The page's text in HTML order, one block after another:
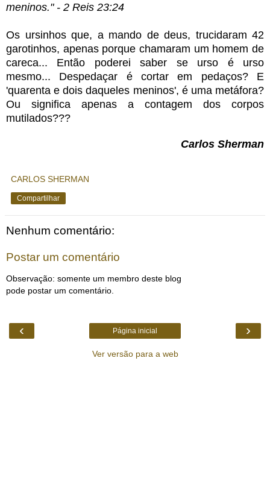
meninos." - 2 Reis 23:24
Os ursinhos que, a mando de deus, trucidaram 42
garotinhos, apenas porque chamaram um homem de
careca... Então poderei saber se urso é urso
mesmo... Despedaçar é cortar em pedaços? E
'quarenta e dois daqueles meninos', é uma metáfora?
Ou significa apenas a contagem dos corpos
mutilados???
Carlos Sherman
CARLOS SHERMAN
Compartilhar
Nenhum comentário:
Postar um comentário
Observação: somente um membro deste blog
pode postar um comentário.
‹ ›
Página inicial
Ver versão para a web